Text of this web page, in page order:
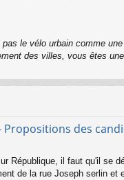
le vélo urbain comme
des villes, vous êtes
Propositions des
République, il faut qu'il se
de la rue Joseph serlin et